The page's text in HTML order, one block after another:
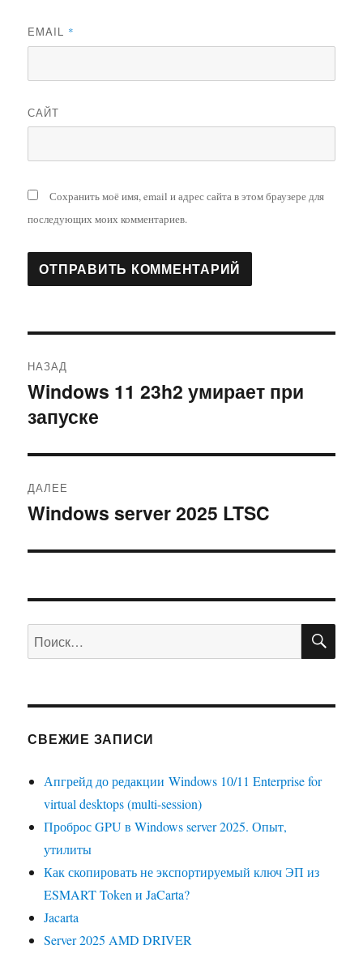
EMAIL *
САЙТ
Сохранить моё имя, email и адрес сайта в этом браузере для
последующих моих комментариев.
по
записям
НАЗАД
Предыдущая
запись:
Windows 11 23h2 умирает при
запуске
ДАЛЕЕ
Следующая
Windows server 2025 LTSC
Искать:
СВЕЖИЕ ЗАПИСИ
Апгрейд до редакции Windows 10/11 Enterprise for
virtual desktops (multi-session)
Проброс GPU в Windows server 2025. Опыт,
утилиты
Как скопировать не экспортируемый ключ ЭП из
ESMART Token и JaCarta?
Jacarta
Server 2025 AMD DRIVER